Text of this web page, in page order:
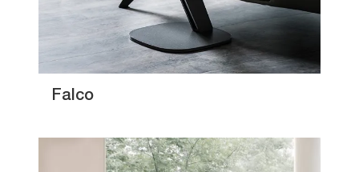
Falco